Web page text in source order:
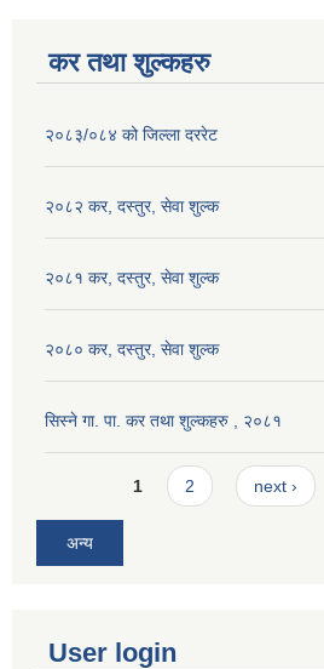
कर तथा शुल्कहरु
२०८३/०८४ को जिल्ला दररेट
२०८२ कर, दस्तुर, सेवा शुल्क
२०८१ कर, दस्तुर, सेवा शुल्क
२०८० कर, दस्तुर, सेवा शुल्क
सिस्ने गा. पा. कर तथा शुल्कहरु , २०८१
Pages1 2 next ›
अन्य
User login